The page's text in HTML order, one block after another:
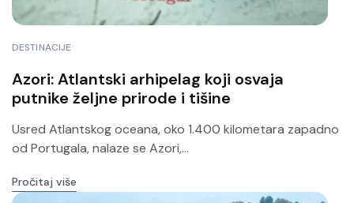
DESTINACIJE
Azori: Atlantski arhipelag koji osvaja
putnike željne prirode i tišine
Usred Atlantskog oceana, oko 1.400 kilometara zapadno
od Portugala, nalaze se Azori,...
Pročitaj više